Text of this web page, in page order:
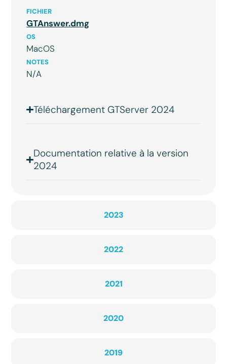
2023
2022
2021
2020
2019
FICHIER
GTAnswer.dmg
OS
MacOS
NOTES
N/A
Téléchargement GTServer 2024
Documentation relative à la version
2024